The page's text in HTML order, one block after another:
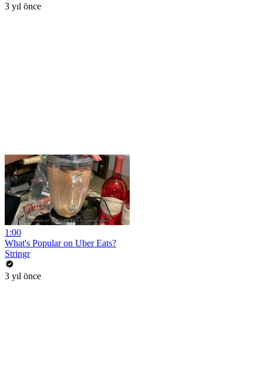
3 yıl önce
1:00
What's Popular on Uber Eats?
Stringr
3 yıl önce